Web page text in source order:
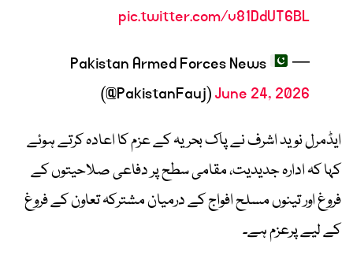
pic.twitter.com/v81DdUT6BL
— Pakistan Armed Forces News
(@PakistanFauj)June 24, 2026
ایڈمرل نوید اشرف نے پاک بحریہ کے عزم کا اعادہ کرتے ہوئے
کہا کہ ادارہ جدیدیت، مقامی سطح پر دفاعی صلاحیتوں کے
فروغ اور تینوں مسلح افواج کے درمیان مشترکہ تعاون کے فروغ
کے لیے پرعزم ہے۔